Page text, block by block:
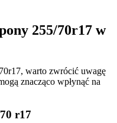
255/70r17 w
warto zwrócić uwagę
znacząco wpłynąć na
r17